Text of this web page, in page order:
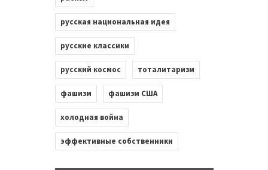
русская национальная идея
русские классики
русский космос тоталитаризм
фашизм фашизм США
холодная война
эффективные собственники